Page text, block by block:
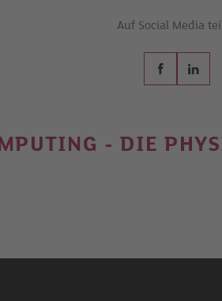
Auf Social Media
- DIE